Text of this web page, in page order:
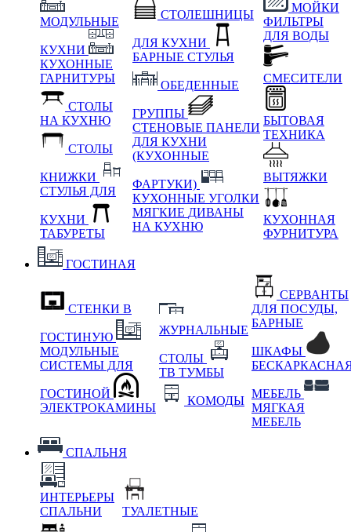
МОДУЛЬНЫЕ
КУХНИ
КУХОННЫЕ
ГАРНИТУРЫ
СТОЛЫ
НА КУХНЮ
СТОЛЫ
КНИЖКИ
СТУЛЬЯ ДЛЯ
КУХНИ
ТАБУРЕТЫ
СТОЛЕШНИЦЫ
ДЛЯ КУХНИ
БАРНЫЕ СТУЛЬЯ
ОБЕДЕННЫЕ
ГРУППЫ
СТЕНОВЫЕ ПАНЕЛИ
ДЛЯ КУХНИ
(КУХОННЫЕ
ФАРТУКИ)
КУХОННЫЕ УГОЛКИ
МЯГКИЕ ДИВАНЫ
НА КУХНЮ
МОЙКИ
ФИЛЬТРЫ
ДЛЯ ВОДЫ
СМЕСИТЕЛИ
БЫТОВАЯ
ТЕХНИКА
ВЫТЯЖКИ
КУХОННАЯ
ФУРНИТУРА
ГОСТИНАЯ
СТЕНКИ В
ГОСТИНУЮ
МОДУЛЬНЫЕ
СИСТЕМЫ ДЛЯ
ГОСТИНОЙ
ЭЛЕКТРОКАМИНЫ
ЖУРНАЛЬНЫЕ
СТОЛЫ
ТВ ТУМБЫ
КОМОДЫ
СЕРВАНТЫ
ДЛЯ ПОСУДЫ,
БАРНЫЕ
ШКАФЫ
МЕБЕЛЬ
МЯГКАЯ
МЕБЕЛЬ
СПАЛЬНЯ
ИНТЕРЬЕРЫ
СПАЛЬНИ
ТУАЛЕТНЫЕ